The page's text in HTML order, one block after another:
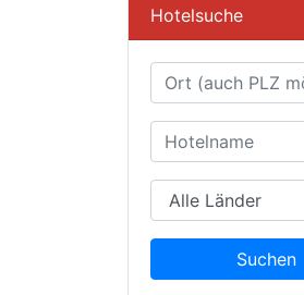
Hotelsuche
Suchen